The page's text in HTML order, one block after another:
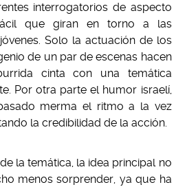
interrogatorios de aspecto
que giran en torno a las
Solo la actuación de los
de un par de escenas hacen
cinta con una temática
Por otra parte el humor israelí,
merma el ritmo a la vez
la credibilidad de la acción.
la temática, la idea principal no
menos sorprender, ya que ha